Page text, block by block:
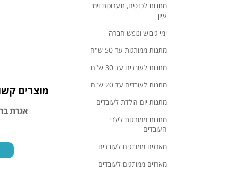
מתנות לכנסים, תערוכות וימי
עיון
ימי גיבוש ונופש חברה
מתנות ממותגות עד 50 ש"ח
מתנות לעובדים עד 30 ש"ח
מתנות לעובדים עד 20 ש"ח
מתנות יום הולדת לעובדים
מתנות ממותגות לילדי
העובדים
מארזים ממותגים לעובדים
מארזים ממותגים לעובדים
מוצרים
לצפייה במוצר
אגרת